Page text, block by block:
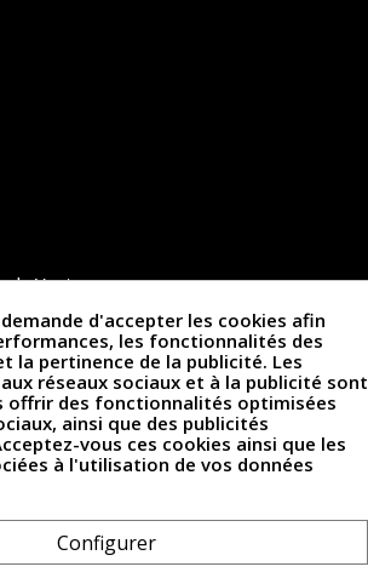
de Vente
d'accepter les cookies afin
les fonctionnalités des
la pertinence de la publicité. Les
réseaux sociaux et à la publicité sont
offrir des fonctionnalités optimisées
ainsi que des publicités
vous ces cookies ainsi que les
à l'utilisation de vos données
Configurer